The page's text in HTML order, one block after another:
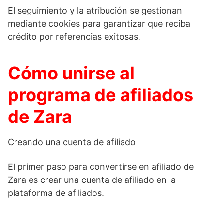
El seguimiento y la atribución se gestionan
mediante cookies para garantizar que reciba
crédito por referencias exitosas.
Cómo unirse al
programa de afiliados
de Zara
Creando una cuenta de afiliado
El primer paso para convertirse en afiliado de
Zara es crear una cuenta de afiliado en la
plataforma de afiliados.